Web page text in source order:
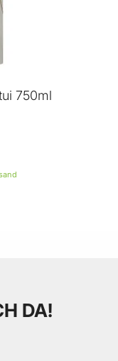
750ml
DA!